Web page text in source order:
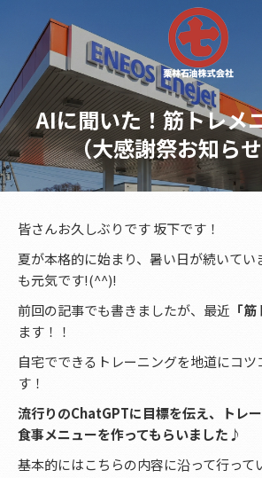
AIに聞いた！筋トレメ
（大感謝祭お知ら
皆さんお久しぶりです 坂下です！
夏が本格的に始まり、暑い日が続いてい
も元気です!(^^)!
前回の記事でも書きましたが、最近 「筋
ます！！
自宅でできるトレーニングを地道にコツ
す！
流行りのChatGPTに目標を伝え、トレ
食事メニューを作ってもらいました♪
基本的にはこちらの内容に沿って行って